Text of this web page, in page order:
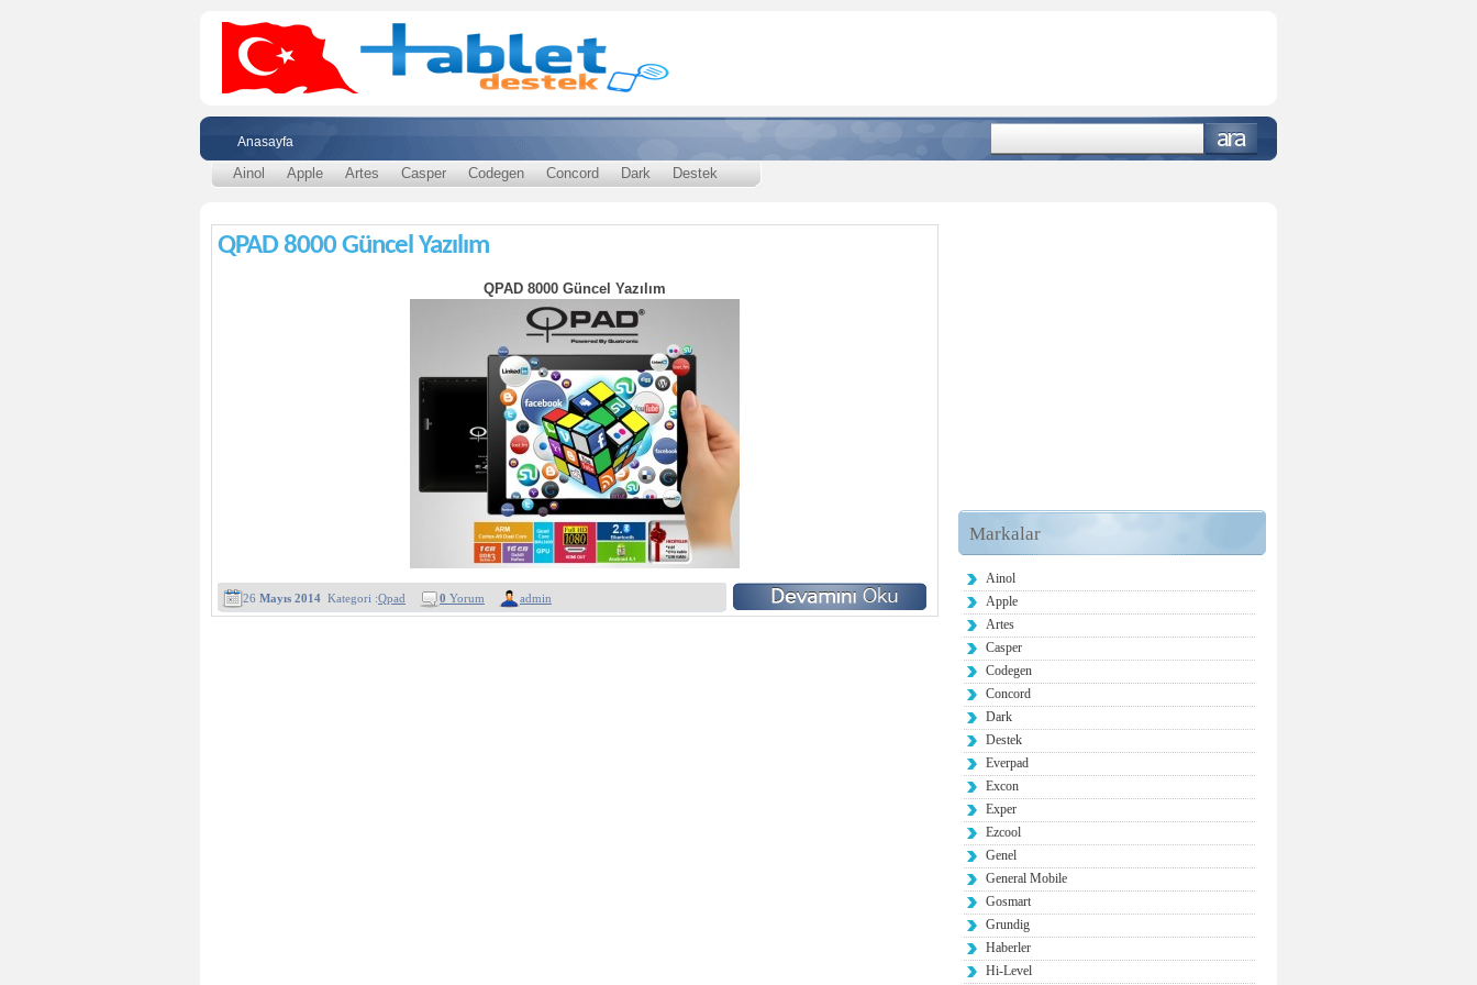
Anasayfa
Ainol Apple Artes Casper Codegen Concord Dark Destek
QPAD 8000 Güncel Yazılım
QPAD 8000 Güncel Yazılım
26 Mayıs 2014 Kategori :Qpad 0 Yorum admin
Markalar
Ainol
Apple
Artes
Casper
Codegen
Concord
Dark
Destek
Everpad
Excon
Exper
Ezcool
Genel
General Mobile
Gosmart
Grundig
Haberler
Hi-Level